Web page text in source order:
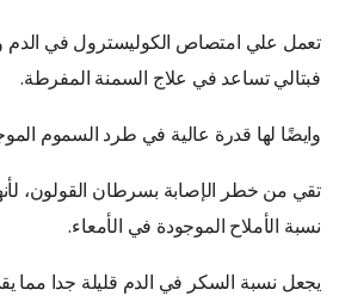
تعمل علي امتصاص الكوليسترول في الدم
فبتالي تساعد في علاج السمنة المفرطة.
وايضًا لها قدرة عالية في طرد السموم
تقي من خطر الإصابة بسرطان القولون،
نسبة الأملاح الموجودة في الأمعاء.
يجعل نسبة السكر في الدم قليلة جدا مما